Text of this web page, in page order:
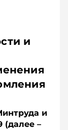
и
и
(далее –